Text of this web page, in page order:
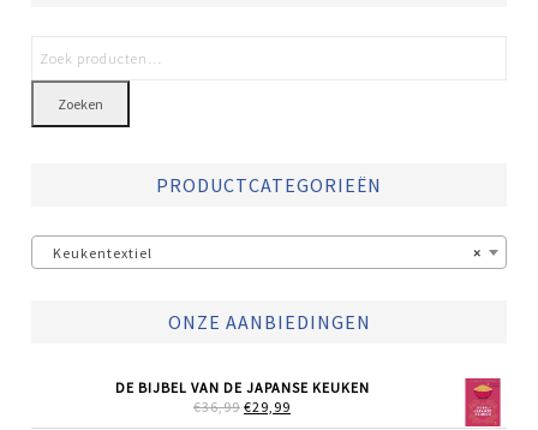
Zoeken
PRODUCTCATEGORIEËN
×
Keukentextiel
ONZE AANBIEDINGEN
DE BIJBEL VAN DE JAPANSE KEUKEN
€36,99 OORSPRONKELIJKE
€29,99